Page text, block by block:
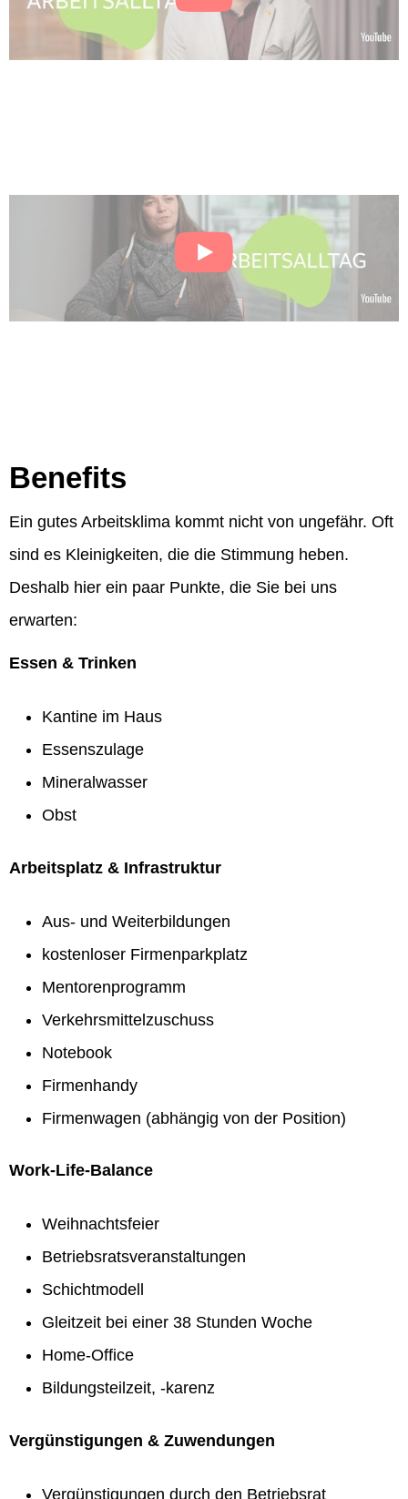
Benefits
Ein gutes Arbeitsklima kommt nicht von ungefähr. Oft
sind es Kleinigkeiten, die die Stimmung heben.
Deshalb hier ein paar Punkte, die Sie bei uns
erwarten:
Essen & Trinken
Kantine im Haus
Essenszulage
Mineralwasser
Obst
Arbeitsplatz & Infrastruktur
Aus- und Weiterbildungen
kostenloser Firmenparkplatz
Mentorenprogramm
Verkehrsmittelzuschuss
Notebook
Firmenhandy
Firmenwagen (abhängig von der Position)
Work-Life-Balance
Weihnachtsfeier
Betriebsratsveranstaltungen
Schichtmodell
Gleitzeit bei einer 38 Stunden Woche
Home-Office
Bildungsteilzeit, -karenz
Vergünstigungen & Zuwendungen
Vergünstigungen durch den Betriebsrat